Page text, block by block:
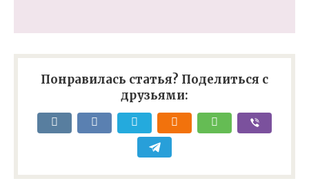
Понравилась статья? Поделиться с
друзьями: